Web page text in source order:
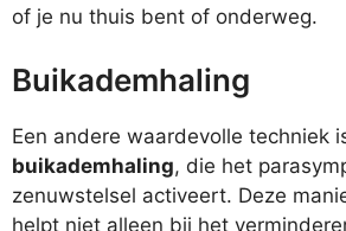
of je nu thuis bent of onderweg.
Buikademhaling
Een andere waardevolle techniek
buikademhaling, die het
zenuwstelsel activeert. Deze
helpt niet alleen bij het